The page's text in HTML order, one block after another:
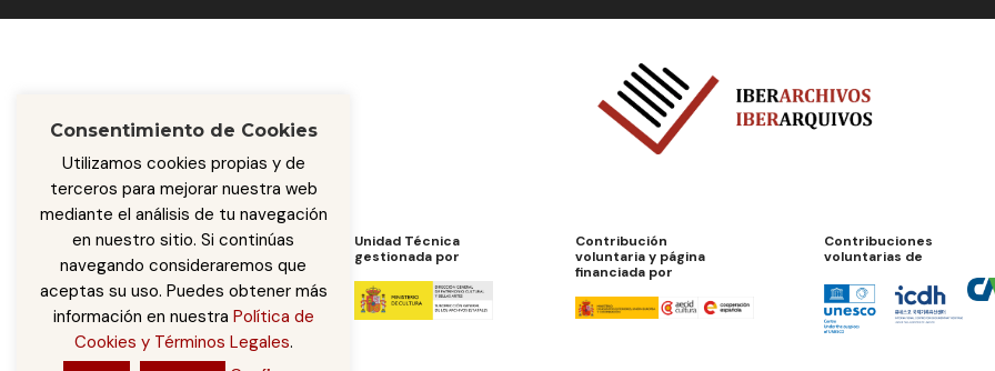
Programa de Cooperación
Unidad Técnica
gestionada por
Contribución
voluntaria y página
financiada por
Contribuciones
voluntarias de
Consentimiento de Cookies
Utilizamos cookies propias y de
terceros para mejorar nuestra web
mediante el análisis de tu navegación
en nuestro sitio. Si continúas
navegando consideraremos que
aceptas su uso. Puedes obtener más
información en nuestra Política de
Cookies y Términos Legales.